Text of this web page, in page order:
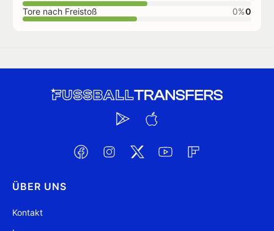
Tore nach Freistoß
0%0
ÜBER UNS
Kontakt